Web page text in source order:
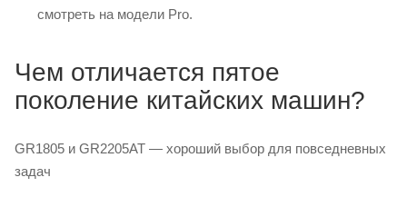
смотреть на модели Pro.
Чем отличается пятое
поколение китайских машин?
GR1805 и GR2205AT — хороший выбор для повседневных
задач